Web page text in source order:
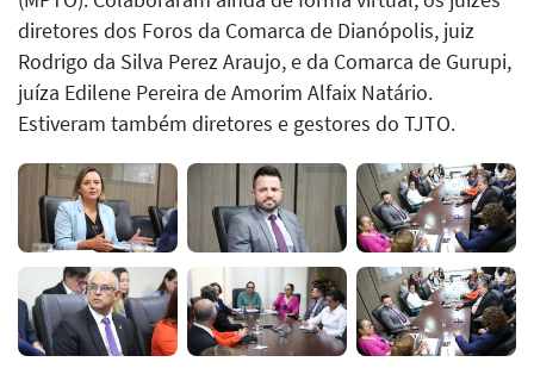
diretores dos Foros da Comarca de Dianópolis, juiz
Rodrigo da Silva Perez Araujo, e da Comarca de Gurupi,
juíza Edilene Pereira de Amorim Alfaix Natário.
Estiveram também diretores e gestores do TJTO.